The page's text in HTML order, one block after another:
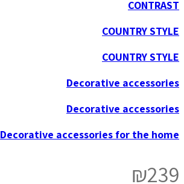
CONTRAST
COUNTRY STYLE
COUNTRY STYLE
Decorative accessories
Decorative accessories
Decorative accessories for the home
₪239